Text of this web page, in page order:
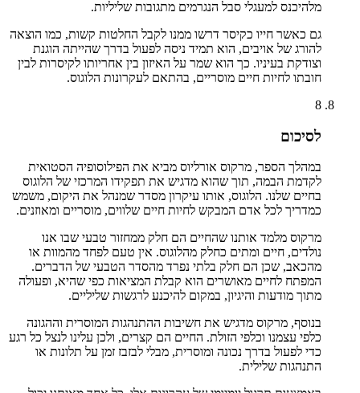
מלהיכנס למעגלי סבל הנגרמים מתגובות שליליות.
גם כאשר חייו כקיסר דרשו ממנו לקבל החלטות קשות, כמו הוצאה
להורג של אויבים, הוא תמיד ניסה לפעול בדרך שהייתה הוגנת
וצודקת בעיניו. כך הוא שמר על האיזון בין אחריותו לקיסרות לבין
חובתו לחיות חיים מוסריים, בהתאם לעקרונות הלוגוס.
8
לסיכום
במהלך הספר, מרקוס אורליוס מביא את הפילוסופיה הסטואית
לקדמת הבמה, תוך שהוא מדגיש את תפקידו המרכזי של הלוגוס
בחיים שלנו. הלוגוס, אותו עיקרון מסדר שמנהל את היקום, משמש
כמדריך לכל אדם המבקש לחיות חיים שלווים, מוסריים ומאוזנים.
מרקוס מלמד אותנו שהחיים הם חלק ממחזור טבעי שבו אנו
נולדים, חיים ומתים כחלק מהלוגוס. אין טעם לפחד מהמוות או
מהכאב, שכן הם חלק בלתי נפרד מהסדר הטבעי של הדברים.
המפתח לחיים מאושרים הוא קבלת המציאות כפי שהיא, ופעולה
מתוך מודעות והיגיון, במקום להיכנע לרגשות שליליים.
בנוסף, מרקוס מדגיש את חשיבות ההתנהגות המוסרית וההגונה
כלפי עצמנו וכלפי הזולת. החיים הם קצרים, ולכן עלינו לנצל כל רגע
כדי לפעול בדרך נכונה ומוסרית, מבלי לבזבז זמן על תלונות או
התנהגות שלילית.